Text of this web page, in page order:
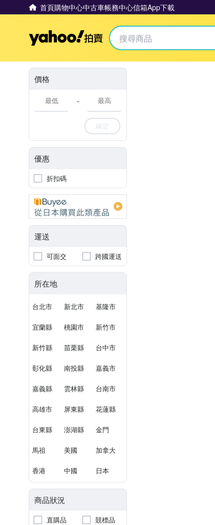
首頁購物中心中古車帳務中心信箱App下載
Yahoo拍賣
價格
-
確定
優惠
折扣碼
運送
可面交 跨國運送
所在地
台北市 新北市 基隆市
宜蘭縣 桃園市 新竹市
新竹縣 苗栗縣 台中市
彰化縣 南投縣 嘉義市
嘉義縣 雲林縣 台南市
高雄市 屏東縣 花蓮縣
台東縣 澎湖縣 金門
馬祖 美國 加拿大
香港 中國 日本
商品狀況
直購品
競標品